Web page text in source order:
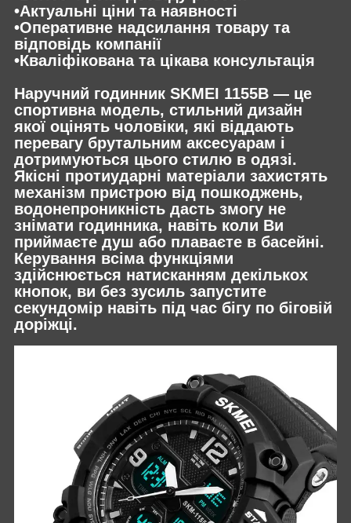
•Актуальні ціни та наявності
•Оперативне надсилання товару та
відповідь компанії
•Кваліфікована та цікава консультація
Наручний годинник SKMEI 1155B — це
спортивна модель, стильний дизайн
якої оцінять чоловіки, які віддають
перевагу брутальним аксесуарам і
дотримуються цього стилю в одязі.
Якісні протиударні матеріали захистять
механізм пристрою від пошкоджень,
водонепроникність дасть змогу не
знімати годинника, навіть коли Ви
приймаєте душ або плаваєте в басейні.
Керування всіма функціями
здійснюється натисканням декількох
кнопок, ви без зусиль запустите
секундомір навіть під час бігу по біговій
доріжці.